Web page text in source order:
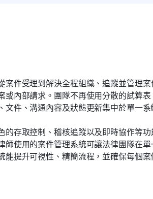
案件受理到解決全程組織、追蹤並管理
內部請求。團隊不再使用分散的試算表
件、溝通內容及狀態更新集中於單一系
的存取控制、稽核追蹤以及即時協作等
使用的案件管理系統可讓法律團隊在單
提升可視性、精簡流程，並確保每個